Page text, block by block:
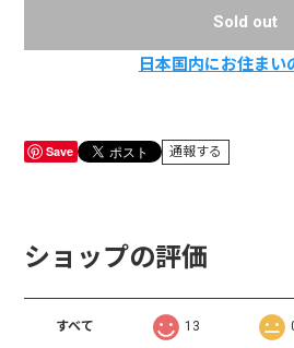
Sold out
日本国内にお住まい
Save 通報する
ショップの評価
すべて 13